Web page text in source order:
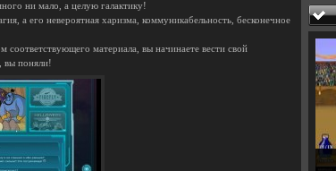
ни мало, а целую галактику!
а его невероятная харизма, коммуникабельность, бесконечное
соответствующего материала, вы начинаете вести свой
вы поняли!